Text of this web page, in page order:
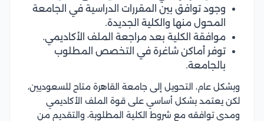
وجود توافق بين المقررات الدراسية في الجامعة
المحول منها والكلية الجديدة.
موافقة الكلية بعد مراجعة الملف الأكاديمي.
توفر أماكن شاغرة في التخصص المطلوب
بالجامعة.
وبشكل عام، التحويل إلى جامعة القاهرة متاح للسعوديين،
لكن يعتمد بشكل أساسي على قوة الملف الأكاديمي
ومدى توافقه مع شروط الكلية المطلوبة، والتقديم من